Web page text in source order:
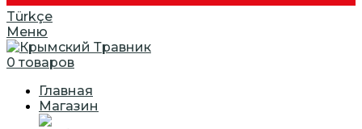
Türkçe
Меню
0 товаров
Главная
Магазин